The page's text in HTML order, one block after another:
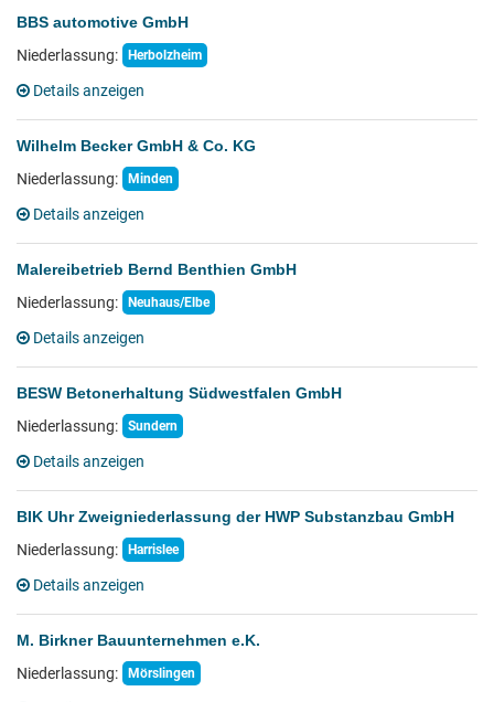
BBS automotive GmbH
Niederlassung:
Herbolzheim
Details anzeigen
Wilhelm Becker GmbH & Co. KG
Niederlassung:
Minden
Details anzeigen
Malereibetrieb Bernd Benthien GmbH
Niederlassung:
Neuhaus/Elbe
Details anzeigen
BESW Betonerhaltung Südwestfalen GmbH
Niederlassung:
Sundern
Details anzeigen
BIK Uhr Zweigniederlassung der HWP Substanzbau GmbH
Niederlassung:
Harrislee
Details anzeigen
M. Birkner Bauunternehmen e.K.
Niederlassung:
Mörslingen